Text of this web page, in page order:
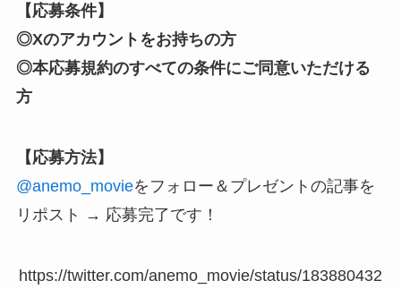
【応募条件】
◎Xのアカウントをお持ちの方
◎本応募規約のすべての条件にご同意いただける
方
【応募方法】
@anemo_movieをフォロー ＆プレゼントの記事を
リポスト → 応募完了です！
https://twitter.com/anemo_movie/status/183880432